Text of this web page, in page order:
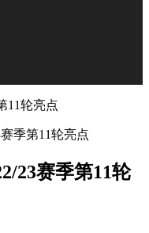
季第11轮亮点
23赛季第11轮